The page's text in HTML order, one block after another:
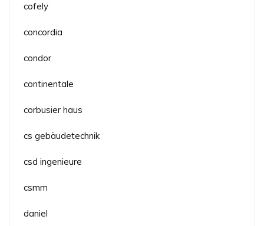
cofely
concordia
condor
continentale
corbusier haus
cs gebäudetechnik
csd ingenieure
csmm
daniel